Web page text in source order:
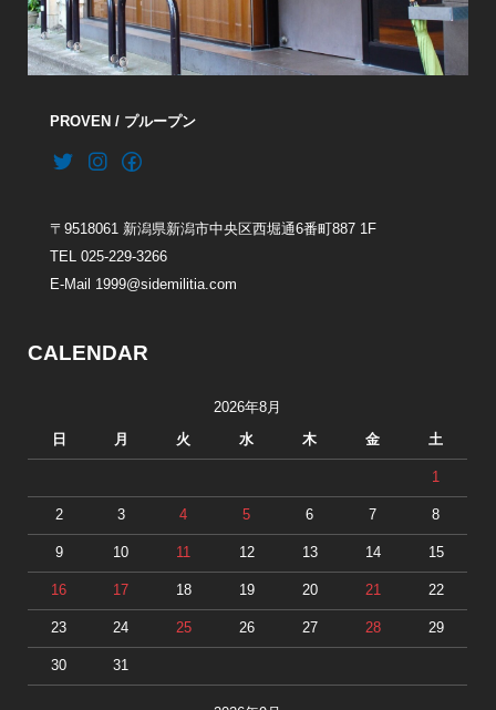
PROVEN / プループン
〒9518061 新潟県新潟市中央区西堀通6番町887 1F
TEL 025-229-3266
E-Mail 1999@sidemilitia.com
CALENDAR
2026年8月
日 月 火 水 木 金 土
1
2 3 4 5 6 7 8
9 10 11 12 13 14 15
16 17 18 19 20 21 22
23 24 25 26 27 28 29
30 31